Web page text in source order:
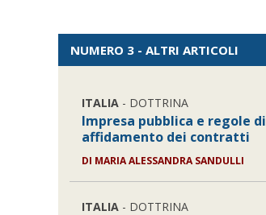
NUMERO 3 - ALTRI ARTICOLI
ITALIA - DOTTRINA
Impresa pubblica e regole di
affidamento dei contratti
DI MARIA ALESSANDRA SANDULLI
ITALIA - DOTTRINA